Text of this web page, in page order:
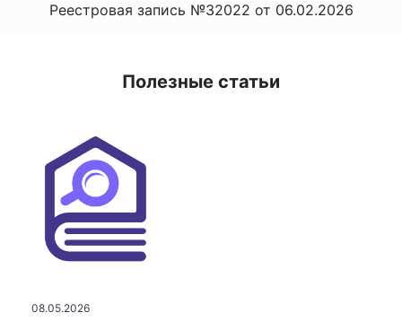
Реестровая запись №32022 от 06.02.2026
Полезные статьи
08.05.2026